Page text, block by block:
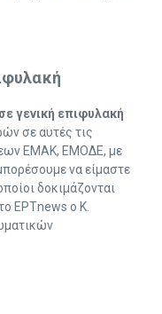
γενική επιφυλακή
σε αυτές τις
ΕΜΑΚ, ΕΜΟΔΕ, με
να είμαστε
δοκιμάζονται
ΕΡΤnews ο Κ.